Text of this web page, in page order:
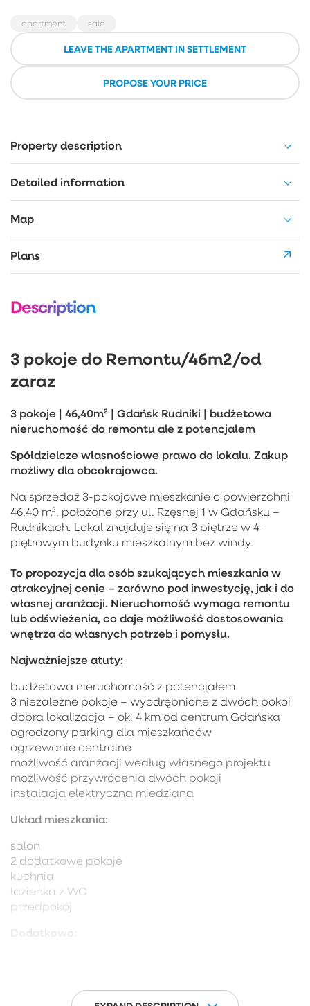
apartment sale
LEAVE THE APARTMENT IN SETTLEMENT
PROPOSE YOUR PRICE
Property description
Detailed information
Map
Plans
Description
3 pokoje do Remontu/46m2/od
zaraz
3 pokoje | 46,40m² | Gdańsk Rudniki | budżetowa
nieruchomość do remontu ale z potencjałem
Spółdzielcze własnościowe prawo do lokalu. Zakup
możliwy dla obcokrajowca.
Na sprzedaż 3-pokojowe mieszkanie o powierzchni
46,40 m², położone przy ul. Rzęsnej 1 w Gdańsku –
Rudnikach. Lokal znajduje się na 3 piętrze w 4-
piętrowym budynku mieszkalnym bez windy.
To propozycja dla osób szukających mieszkania w
atrakcyjnej cenie – zarówno pod inwestycję, jak i do
własnej aranżacji. Nieruchomość wymaga remontu
lub odświeżenia, co daje możliwość dostosowania
wnętrza do własnych potrzeb i pomysłu.
Najważniejsze atuty:
budżetowa nieruchomość z potencjałem
3 niezależne pokoje – wyodrębnione z dwóch pokoi
dobra lokalizacja – ok. 4 km od centrum Gdańska
ogrodzony parking dla mieszkańców
ogrzewanie centralne
możliwość aranżacji według własnego projektu
możliwość przywrócenia dwóch pokoji
instalacja elektryczna miedziana
Układ mieszkania:
salon
2 dodatkowe pokoje
kuchnia
łazienka z WC
przedpokój
miejsca parkingowe dla mieszkańców